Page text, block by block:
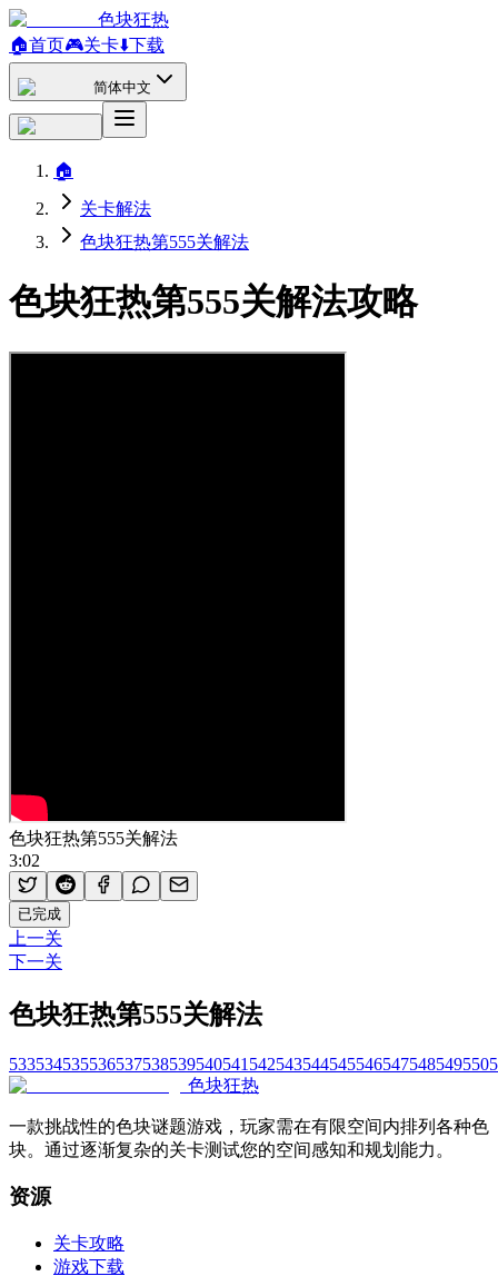
色块狂热
🏠首页🎮关卡⬇️下载
简体中文
🏠
关卡解法
色块狂热第555关解法
色块狂热第555关解法攻略
色块狂热第555关解法
3:02
已完成
上一关
下一关
色块狂热第555关解法
533534535536537538539540541 542543544545546547548549550
色块狂热
一款挑战性的色块谜题游戏，玩家需在有限空间内排列各种色
块。通过逐渐复杂的关卡测试您的空间感知和规划能力。
资源
关卡攻略
游戏下载